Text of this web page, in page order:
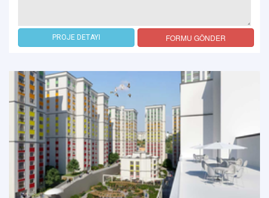
PROJE DETAYI FORMU GÖNDER